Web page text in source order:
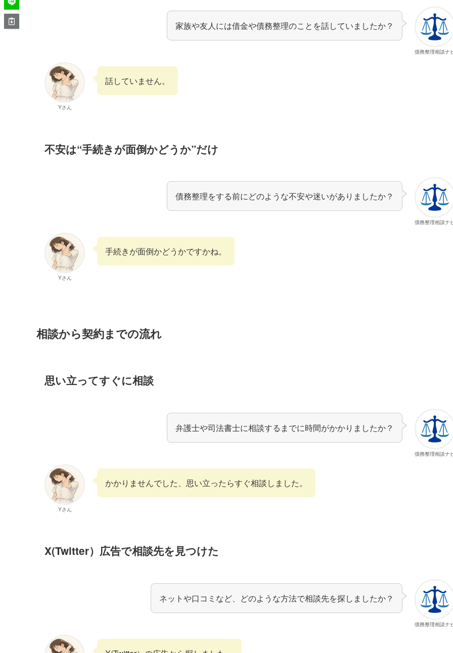
債務整理相談ナ
家族や友人には借金や債務整理のことを話していましたか？
Yさん
話していません。
不安は“手続きが面倒かどうか”だけ
債務整理相談ナ
債務整理をする前にどのような不安や迷いがありましたか？
Yさん
手続きが面倒かどうかですかね。
相談から契約までの流れ
思い立ってすぐに相談
債務整理相談ナ
弁護士や司法書士に相談するまでに時間がかかりましたか？
Yさん
かかりませんでした、思い立ったらすぐ相談しました。
X(Twitter）広告で相談先を見つけた
債務整理相談ナ
ネットや口コミなど、どのような方法で相談先を探しましたか？